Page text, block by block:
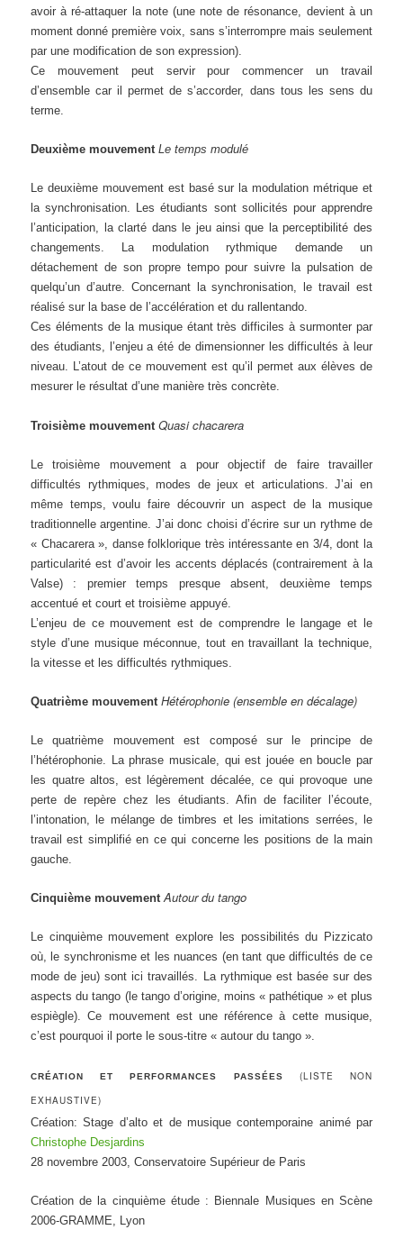
avoir à ré-attaquer la note (une note de résonance, devient à un
moment donné première voix, sans s’interrompre mais seulement
par une modification de son expression).
Ce mouvement peut servir pour commencer un travail
d’ensemble car il permet de s’accorder, dans tous les sens du
terme.
Deuxième mouvementLe temps modulé
Le deuxième mouvement est basé sur la modulation métrique et
la synchronisation. Les étudiants sont sollicités pour apprendre
l’anticipation, la clarté dans le jeu ainsi que la perceptibilité des
changements. La modulation rythmique demande un
détachement de son propre tempo pour suivre la pulsation de
quelqu’un d’autre. Concernant la synchronisation, le travail est
réalisé sur la base de l’accélération et du rallentando.
Ces éléments de la musique étant très difficiles à surmonter par
des étudiants, l’enjeu a été de dimensionner les difficultés à leur
niveau. L’atout de ce mouvement est qu’il permet aux élèves de
mesurer le résultat d’une manière très concrète.
Troisième mouvementQuasi chacarera
Le troisième mouvement a pour objectif de faire travailler
difficultés rythmiques, modes de jeux et articulations. J’ai en
même temps, voulu faire découvrir un aspect de la musique
traditionnelle argentine. J’ai donc choisi d’écrire sur un rythme de
« Chacarera », danse folklorique très intéressante en 3/4, dont la
particularité est d’avoir les accents déplacés (contrairement à la
Valse) : premier temps presque absent, deuxième temps
accentué et court et troisième appuyé.
L’enjeu de ce mouvement est de comprendre le langage et le
style d’une musique méconnue, tout en travaillant la technique,
la vitesse et les difficultés rythmiques.
Quatrième mouvement Hétérophonie (ensemble en décalage)
Le quatrième mouvement est composé sur le principe de
l’hétérophonie. La phrase musicale, qui est jouée en boucle par
les quatre altos, est légèrement décalée, ce qui provoque une
perte de repère chez les étudiants. Afin de faciliter l’écoute,
l’intonation, le mélange de timbres et les imitations serrées, le
travail est simplifié en ce qui concerne les positions de la main
gauche.
Cinquième mouvementAutour du tango
Le cinquième mouvement explore les possibilités du Pizzicato
où, le synchronisme et les nuances (en tant que difficultés de ce
mode de jeu) sont ici travaillés. La rythmique est basée sur des
aspects du tango (le tango d’origine, moins « pathétique » et plus
espiègle). Ce mouvement est une référence à cette musique,
c’est pourquoi il porte le sous-titre « autour du tango ».
CRÉATION ET PERFORMANCES PASSÉES (LISTE NON
EXHAUSTIVE)
Création: Stage d’alto et de musique contemporaine animé par
Christophe Desjardins
28 novembre 2003, Conservatoire Supérieur de Paris
Création de la cinquième étude : Biennale Musiques en Scène
2006-GRAMME, Lyon